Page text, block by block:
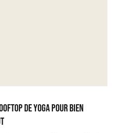
de yoga pour bien